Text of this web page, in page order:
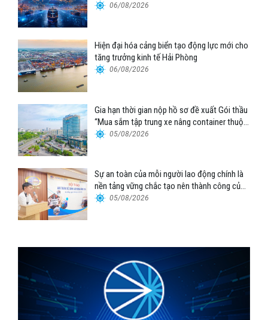
06/08/2026
Hiện đại hóa cảng biển tạo động lực mới cho
tăng trưởng kinh tế Hải Phòng
06/08/2026
Gia hạn thời gian nộp hồ sơ đề xuất Gói thầu
“Mua sắm tập trung xe nâng container thuộc
Tổng công ty Hàng hải Việt Nam – CTCP”
05/08/2026
Sự an toàn của mỗi người lao động chính là
nền tảng vững chắc tạo nên thành công của
Cảng Đà Nẵng
05/08/2026